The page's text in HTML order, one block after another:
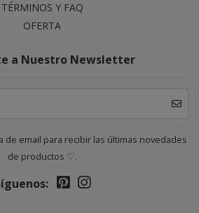
TÉRMINOS Y FAQ
OFERTA
a Nuestro Newsletter
de email para recibir las últimas novedades
de productos ♡.